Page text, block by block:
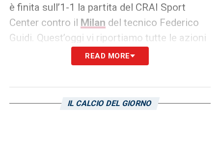
è finita sull’1-1 la partita del CRAI Sport
Center contro il Milan del tecnico Federico
Guidi. Quest’oggi vi riportiamo tutte le azioni
più importanti del match dei ragazzi di Fabio
Gli highlights:
READ MORE
IL CALCIO DEL GIORNO